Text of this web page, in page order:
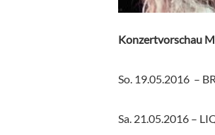
Konzertvorschau
So. 19.05.2016 –
Sa. 21.05.2016 –